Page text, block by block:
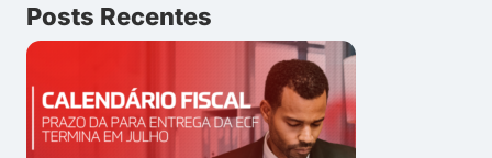
Posts Recentes